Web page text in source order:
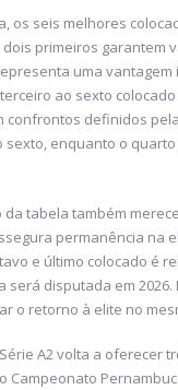
os seis melhores
dois primeiros garantem
uma vantagem
ao sexto
confrontos definidos
enquanto o quarto
da tabela também
permanência na
e último colocado é
será disputada em
o retorno à elite no
A2 volta a oferecer
Campeonato